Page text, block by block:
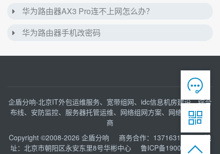
华为路由器AX3 Pro连不上网怎么办？
华为路由器手机改密码
企盾分响-北京IT外包运维服务、宽带组网、idc信息机房建设、综合
布线、安防监控、服务器托管运维、网络组网方案、网络接入服务
商
Copyright ©2008-2026 企盾分响
商务合作：13716316153 地
址：北京市朝阳区永安东里8号华彬中心
鲁ICP备19004525号


